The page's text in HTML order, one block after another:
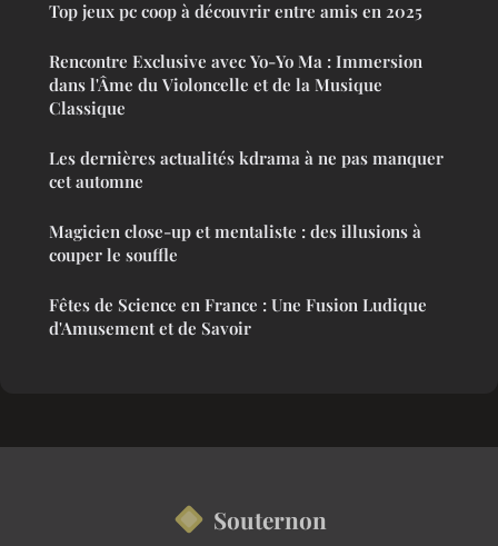
Top jeux pc coop à découvrir entre amis en 2025
Rencontre Exclusive avec Yo-Yo Ma : Immersion
dans l'Âme du Violoncelle et de la Musique
Classique
Les dernières actualités kdrama à ne pas manquer
cet automne
Magicien close-up et mentaliste : des illusions à
couper le souffle
Fêtes de Science en France : Une Fusion Ludique
d'Amusement et de Savoir
Souternon